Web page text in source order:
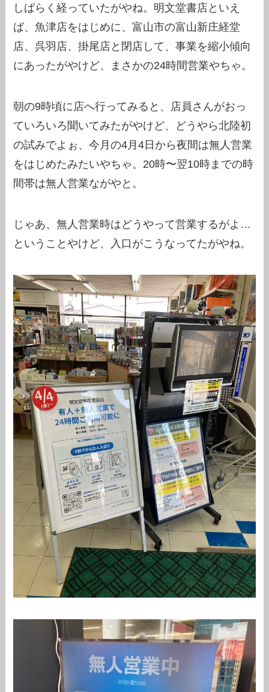
しばらく経っていたがやね。明文堂書店といえ
ば、魚津店をはじめに、富山市の富山新庄経堂
店、呉羽店、掛尾店と閉店して、事業を縮小傾向
にあったがやけど、まさかの24時間営業やちゃ。
朝の9時頃に店へ行ってみると、店員さんがおっ
ていろいろ聞いてみたがやけど、どうやら北陸初
の試みでよぉ、今月の4月4日から夜間は無人営業
をはじめたみたいやちゃ。20時〜翌10時までの時
間帯は無人営業ながやと。
じゃあ、無人営業時はどうやって営業するがよ…
ということやけど、入口がこうなってたがやね。